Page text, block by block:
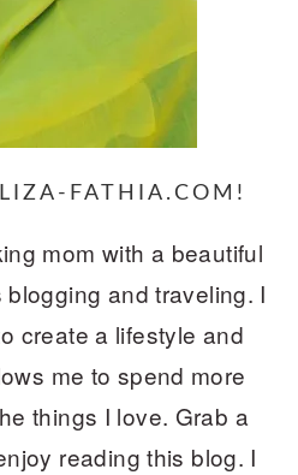
FATHIA.COM!
mom with a beautiful
and traveling. I
create a lifestyle and
me to spend more
things I love. Grab a
reading this blog. I